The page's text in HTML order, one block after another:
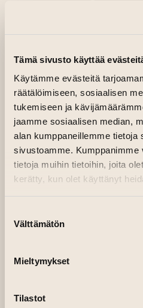
Tämä sivusto käyttää
Käytämme evästeitä
räätälöimiseen, sosiaalisen
tukemiseen ja
jaamme sosiaalisen median,
alan kumppaneillemme tietoja
sivustoamme. Kumppanimme
tietoja muihin tietoihin, joita
kerätty, kun olet käyttänyt
valinta
Välttämätön
Mieltymykset
Tilastot
NÄYTTELY
22.10.2025 klo
Kriittinen Galleria,
Järjestäjä: Kriittinen
Lokakuun Kriittinen
Hemuloordin
keskustelemaan
Teemu Mäki ja Minna
Taideakatemian